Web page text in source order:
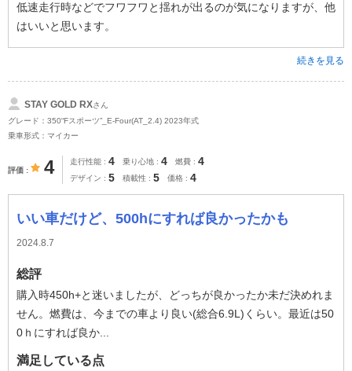
低速走行時などでフワフワと揺れが出るのが気になりますが、他
はいいと思います。
続きを見る
STAY GOLD RXさん
グレード：350“Fスポーツ”_E-Four(AT_2.4) 2023年式
乗車形式：マイカー
評価 4 走行性能 4 乗り心地 4 燃費 4
デザイン 5 積載性 5 価格 4
いい車だけど、500hにすれば良かったかも
2024.8.7
総評
購入時450h+と迷いましたが、どっちが良かったか未だ決めれま
せん。燃費は、今までの車より良い(総合6.9L)くらい。最近は50
0ｈにすれば良か...
満足している点